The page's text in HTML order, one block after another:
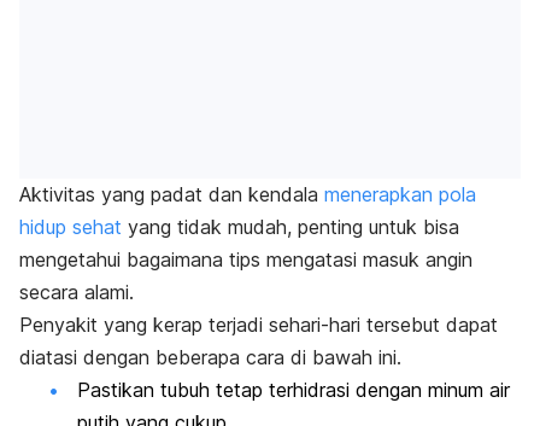
Aktivitas yang padat dan kendala menerapkan pola
hidup sehat yang tidak mudah, penting untuk bisa
mengetahui bagaimana tips mengatasi masuk angin
secara alami.
Penyakit yang kerap terjadi sehari-hari tersebut dapat
diatasi dengan beberapa cara di bawah ini.
Pastikan tubuh tetap terhidrasi dengan minum air